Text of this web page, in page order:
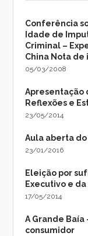
Conferência
Idade de
Criminal –
China Nota de
05/03/2008
Apresentação
Reflexões e
23/05/2014
Aula aberta
23/01/2016
Eleição por
Executivo e
17/05/2014
A Grande
consumidor